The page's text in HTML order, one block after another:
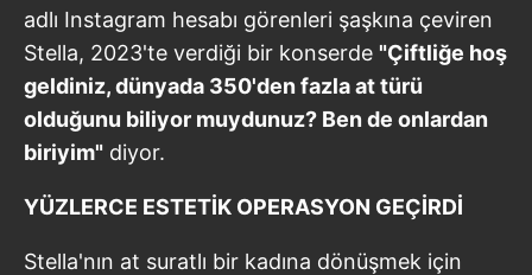
adlı Instagram hesabı görenleri şaşkına çeviren
Stella, 2023'te verdiği bir konserde "Çiftliğe hoş
geldiniz, dünyada 350'den fazla at türü
olduğunu biliyor muydunuz? Ben de onlardan
biriyim" diyor.
YÜZLERCE ESTETİK OPERASYON GEÇİRDİ
Stella'nın at suratlı bir kadına dönüşmek için